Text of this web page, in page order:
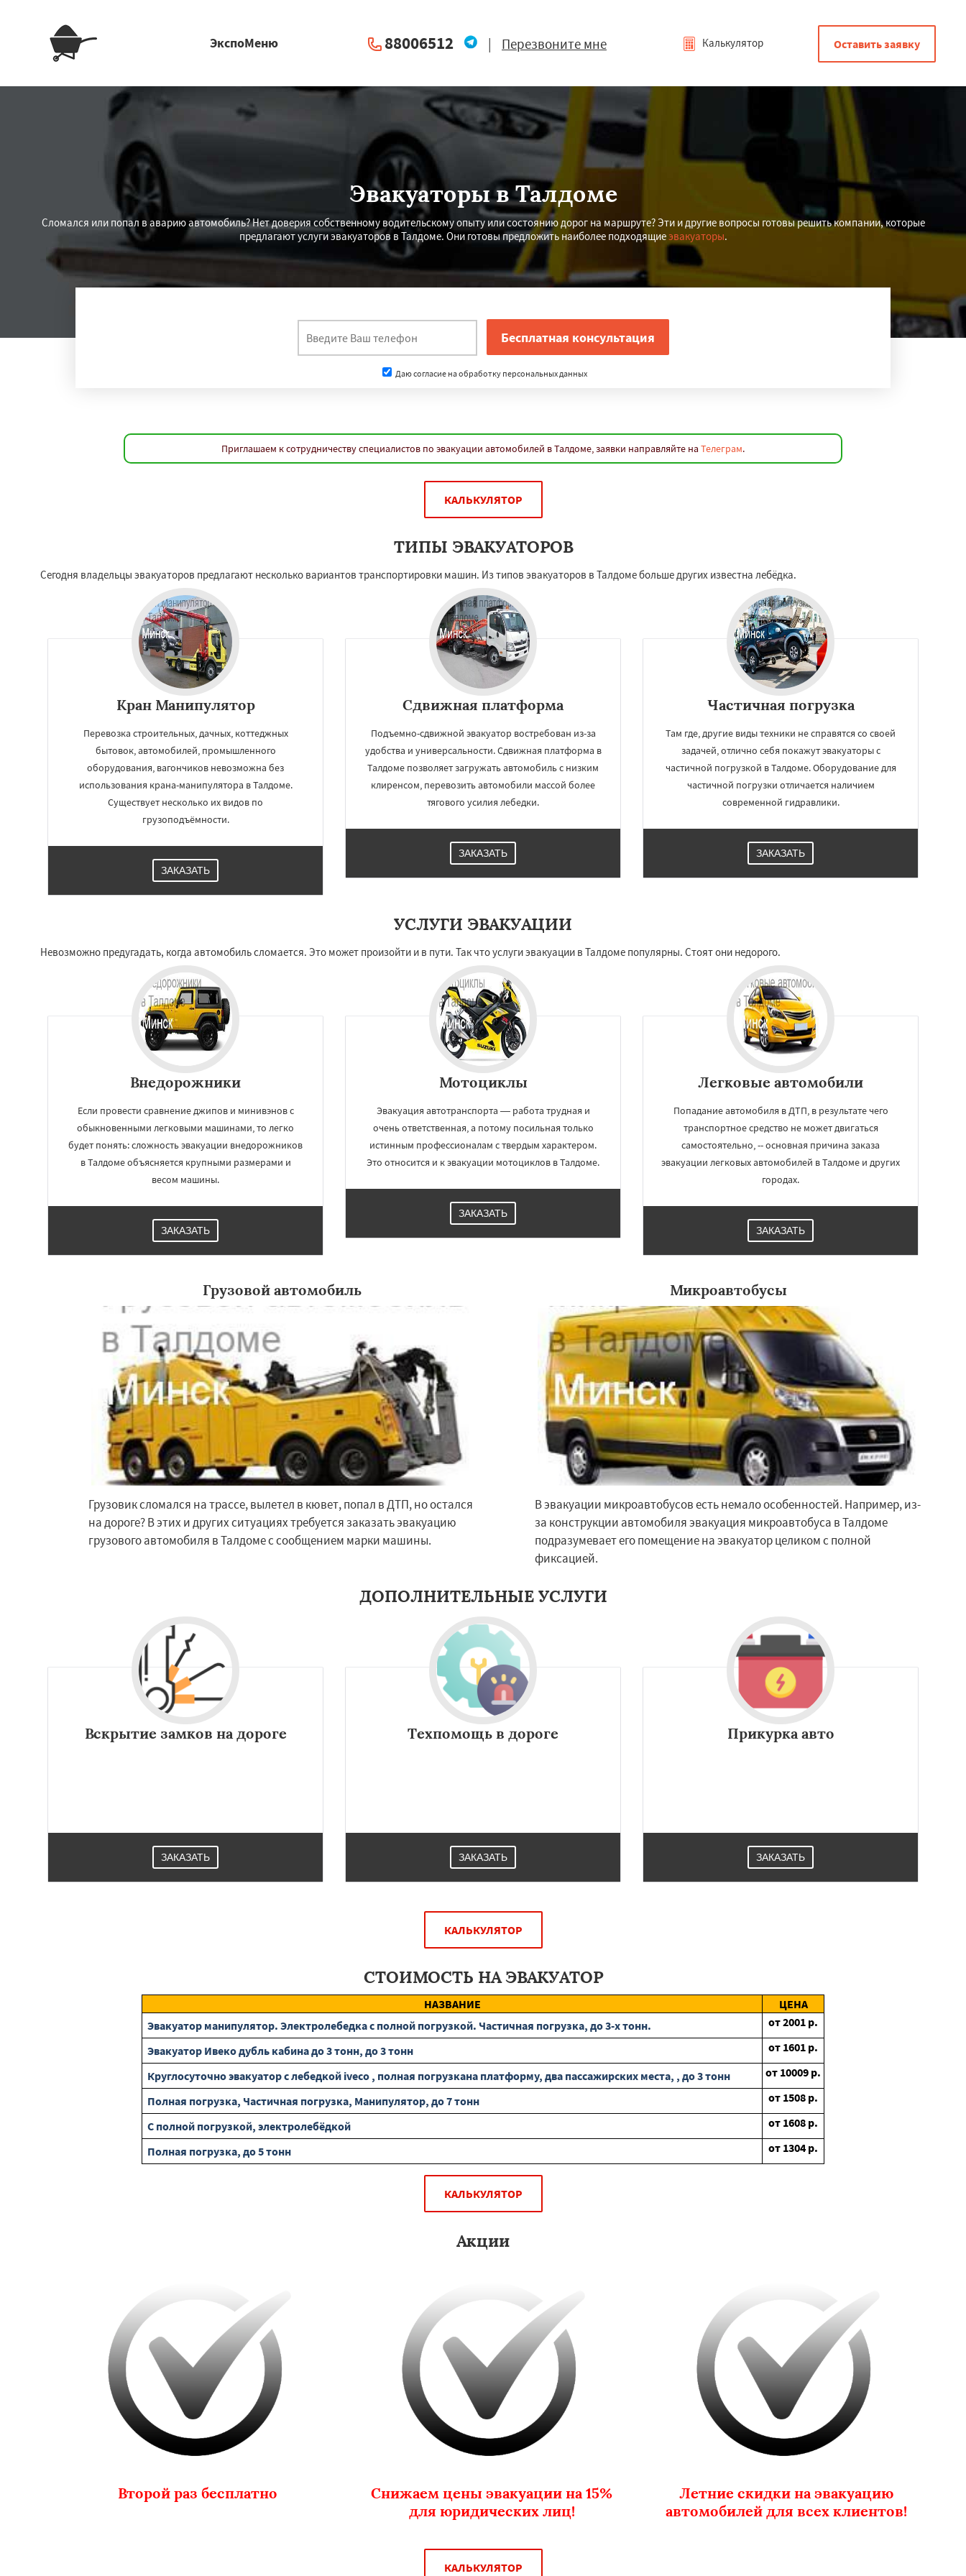
Работаем по
×
Щелково Электрогорск
Электросталь Электроугли
Большие Вяземы
Быково
Восход
Деденево Жилево
Запрудная Заречье
Зеленоградск
Лесной Лесной Городок
Лопатино
Лотошино
Менделеевск
Михнево Монино
Нахабино
Некрасовское Обухово
ЭкспоМеню 88006512 | Перезвоните мне Калькулятор Оставить заявку
Эвакуаторы в Талдоме
Сломался или попал в аварию автомобиль? Нет доверия собственному водительскому опыту или состоянию дорог на маршруте? Эти и другие вопросы готовы решить компании, которые
предлагают услуги эвакуаторов в Талдоме. Они готовы предложить наиболее подходящиеэвакуаторы.
Даю согласие на обработку персональных данных
Приглашаем к сотрудничеству специалистов по эвакуации автомобилей в Талдоме, заявки направляйте на Телеграм.
КАЛЬКУЛЯТОР
ТИПЫ ЭВАКУАТОРОВ
Сегодня владельцы эвакуаторов предлагают несколько вариантов транспортировки машин. Из типов эвакуаторов в Талдоме больше других известна лебёдка.
Кран Манипулятор
Перевозка строительных, дачных, коттеджных
бытовок, автомобилей, промышленного
оборудования, вагончиков невозможна без
использования крана-манипулятора в Талдоме.
Существует несколько их видов по
грузоподъёмности.
ЗАКАЗАТЬ
Сдвижная платформа
Подъемно-сдвижной эвакуатор востребован из-за
удобства и универсальности. Сдвижная платформа в
Талдоме позволяет загружать автомобиль с низким
клиренсом, перевозить автомобили массой более
тягового усилия лебедки.
ЗАКАЗАТЬ
Частичная погрузка
Там где, другие виды техники не справятся со своей
задачей, отлично себя покажут эвакуаторы с
частичной погрузкой в Талдоме. Оборудование для
частичной погрузки отличается наличием
современной гидравлики.
ЗАКАЗАТЬ
УСЛУГИ ЭВАКУАЦИИ
Невозможно предугадать, когда автомобиль сломается. Это может произойти и в пути. Так что услуги эвакуации в Талдоме популярны. Стоят они недорого.
Внедорожники
Если провести сравнение джипов и минивэнов с
обыкновенными легковыми машинами, то легко
будет понять: сложность эвакуации внедорожников
в Талдоме объясняется крупными размерами и
весом машины.
ЗАКАЗАТЬ
Мотоциклы
Эвакуация автотранспорта — работа трудная и
очень ответственная, а потому посильная только
истинным профессионалам с твердым характером.
Это относится и к эвакуации мотоциклов в Талдоме.
ЗАКАЗАТЬ
Легковые автомобили
Попадание автомобиля в ДТП, в результате чего
транспортное средство не может двигаться
самостоятельно, -- основная причина заказа
эвакуации легковых автомобилей в Талдоме и других
городах.
ЗАКАЗАТЬ
Грузовой автомобиль
Грузовик сломался на трассе, вылетел в кювет, попал в ДТП, но остался
на дороге? В этих и других ситуациях требуется заказать эвакуацию
грузового автомобиля в Талдоме с сообщением марки машины.
Микроавтобусы
В эвакуации микроавтобусов есть немало особенностей. Например, из-
за конструкции автомобиля эвакуация микроавтобуса в Талдоме
подразумевает его помещение на эвакуатор целиком с полной
фиксацией.
ДОПОЛНИТЕЛЬНЫЕ УСЛУГИ
Вскрытие замков на дороге
ЗАКАЗАТЬ
Техпомощь в дороге
ЗАКАЗАТЬ
Прикурка авто
ЗАКАЗАТЬ
КАЛЬКУЛЯТОР
СТОИМОСТЬ НА ЭВАКУАТОР
НАЗВАНИЕ
ЦЕНА
Эвакуатор манипулятор. Электролебедка с полной погрузкой. Частичная погрузка, до 3-х тонн.
от2001 р.
Эвакуатор Ивеко дубль кабина до 3 тонн, до 3 тонн
от 1601 р.
Круглосуточно эвакуатор с лебедкой iveco , полная погрузкана платформу, два пассажирских места, , до 3 тонн
от 10009 р.
Полная погрузка, Частичная погрузка, Манипулятор, до 7 тонн
от 1508 р.
С полной погрузкой, электролебёдкой
от 1608 р.
Полная погрузка, до 5 тонн
от 1304 р.
КАЛЬКУЛЯТОР
Акции
Второй раз бесплатно
Снижаем цены эвакуации на 15%
для юридических лиц!
Летние скидки на эвакуацию
автомобилей для всех клиентов!
КАЛЬКУЛЯТОР
УЗНАТЬ ПОДРОБНЕЕ ×